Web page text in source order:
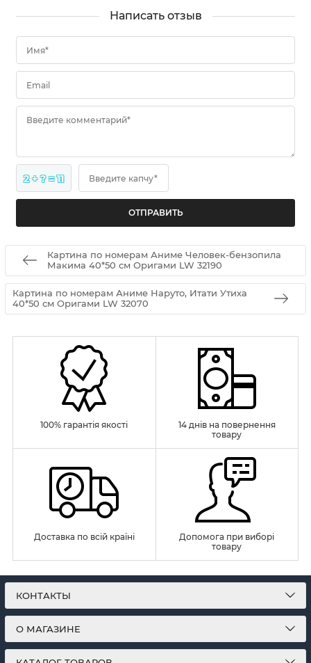
Написать отзыв
Имя*
Email
Введите комментарий*
2 + ? = 11 Введите капчу*
Картина по номерам Аниме Человек-бензопила
Макима 40*50 см Оригами LW 32190
Картина по номерам Аниме Наруто, Итати Утиха
40*50 см Оригами LW 32070
100% гарантія якості
14 днів на повернення
товару
Доставка по всій країні
Допомога при виборі
товару
КОНТАКТЫ
О МАГАЗИНЕ